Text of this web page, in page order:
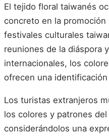
El tejido floral taiwanés
concreto en la promoción
festivales culturales
reuniones de la diáspora
internacionales, los
ofrecen una identificación
Los turistas extranjeros
los colores y patrones
considerándolos una